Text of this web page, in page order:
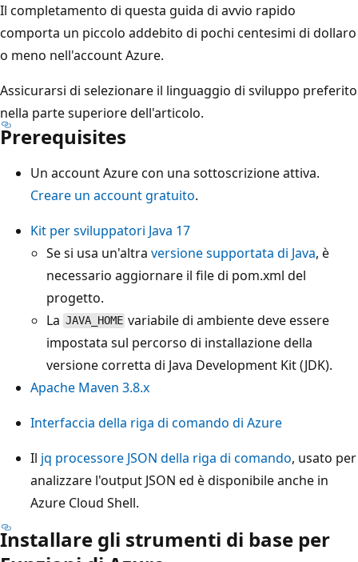
Il completamento di questa guida di avvio rapido
comporta un piccolo addebito di pochi centesimi di dollaro
o meno nell'account Azure.
Assicurarsi di selezionare il linguaggio di sviluppo preferito
nella parte superiore dell'articolo.
Prerequisites
Un account Azure con una sottoscrizione attiva.
Creare un account gratuito.
Kit per sviluppatori Java 17
Se si usa un'altra versione supportata di Java, è
necessario aggiornare il file di pom.xml del
progetto.
La JAVA_HOME variabile di ambiente deve essere
impostata sul percorso di installazione della
versione corretta di Java Development Kit (JDK).
Apache Maven 3.8.x
Interfaccia della riga di comando di Azure
Il jq processore JSON della riga di comando, usato per
analizzare l'output JSON ed è disponibile anche in
Azure Cloud Shell.
Installare gli strumenti di base per